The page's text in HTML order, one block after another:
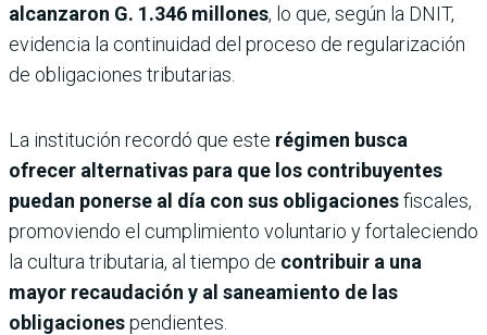
alcanzaron G. 1.346 millones, lo que, según la DNIT,
evidencia la continuidad del proceso de regularización
de obligaciones tributarias.
La institución recordó que este régimen busca
ofrecer alternativas para que los contribuyentes
puedan ponerse al día con sus obligacionesfiscales,
promoviendo el cumplimiento voluntario y fortaleciendo
la cultura tributaria, al tiempo de contribuir a una
mayor recaudación y al saneamiento de las
obligacionespendientes.